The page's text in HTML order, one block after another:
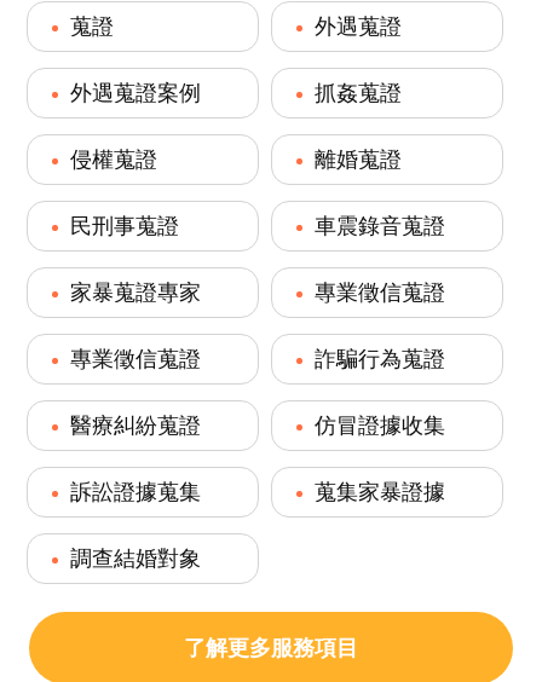
蒐證 外遇蒐證
外遇蒐證案例 抓姦蒐證
侵權蒐證 離婚蒐證
民刑事蒐證 車震錄音蒐證
家暴蒐證專家 專業徵信蒐證
專業徵信蒐證 詐騙行為蒐證
醫療糾紛蒐證 仿冒證據收集
訴訟證據蒐集 蒐集家暴證據
調查結婚對象
了解更多服務項目